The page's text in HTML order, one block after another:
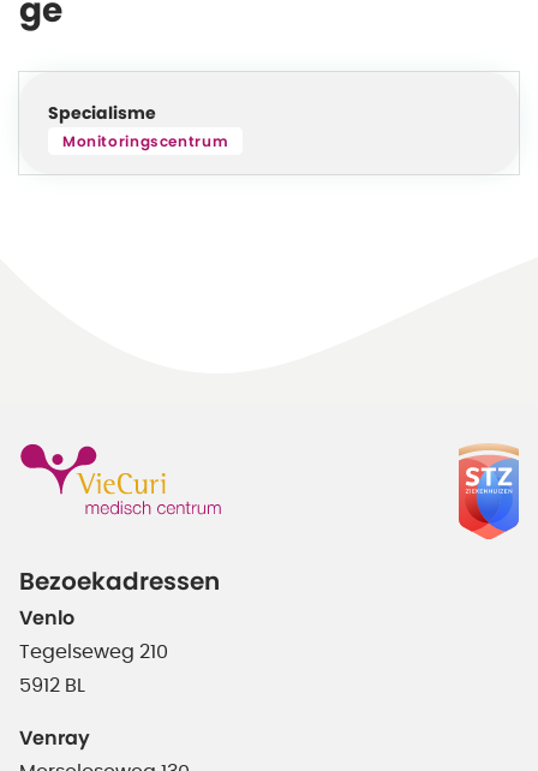
ge
Specialisme
Monitoringscentrum
Bezoekadressen
Venlo
Tegelseweg 210
5912 BL
Venray